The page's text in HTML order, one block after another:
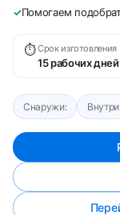
✓Помогаем
⏱ Срок изготовления
15 рабочих дней
Снаружи: